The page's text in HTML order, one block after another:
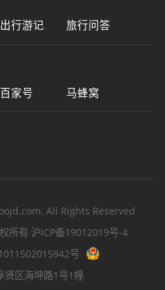
出行游记 旅行问答
百家号 马蜂窝
. All Rights Reserved
所有 沪ICP备19012019号-4
号
贤区海坤路1号1幢